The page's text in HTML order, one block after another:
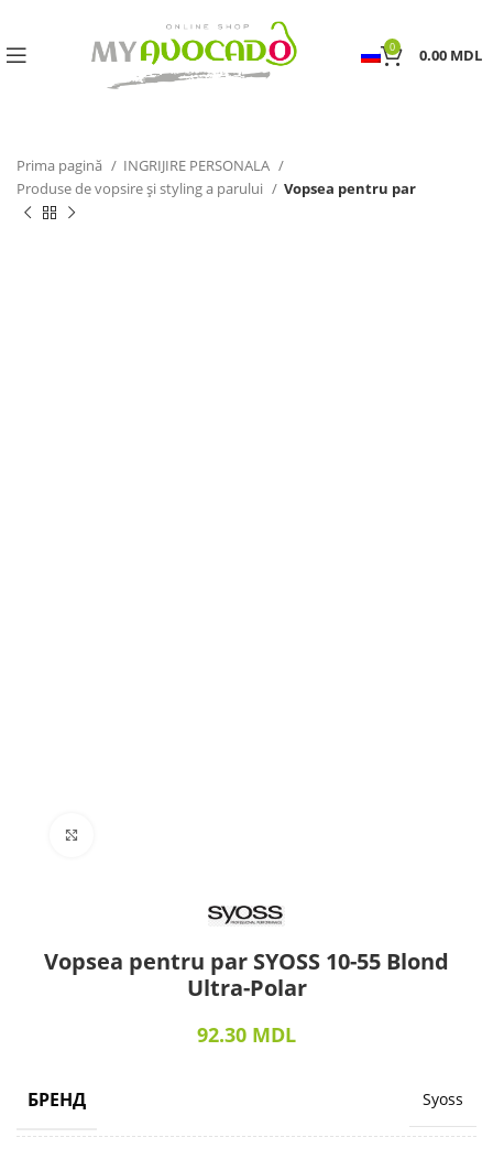
0 0.00 MDL
Prima pagină
INGRIJIRE PERSONALA
Produse de vopsire și styling a parului
Vopsea pentru par
Vopsea pentru par SYOSS 10-55 Blond
Ultra-Polar
92.30 MDL
БРЕНД Syoss